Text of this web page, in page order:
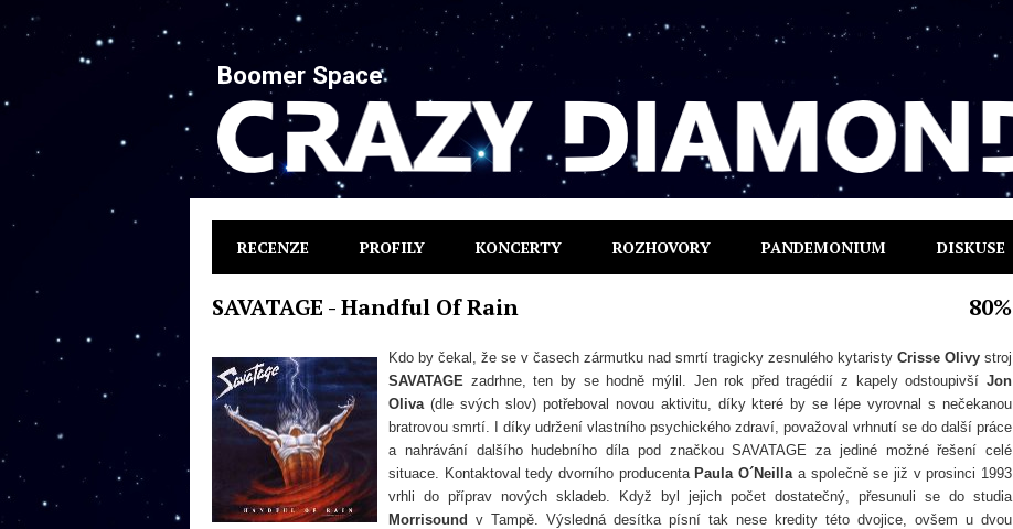
Boomer Space
RECENZE PROFILY KONCERTY ROZHOVORY PANDEMONIUM DISKUSE
SAVATAGE - Handful Of Rain 80%
Kdo by čekal, že se v časech zármutku nad smrtí tragicky zesnulého kytaristy Crisse Olivy stroj
SAVATAGE zadrhne, ten by se hodně mýlil. Jen rok před tragédií z kapely odstoupivší Jon
Oliva(dle svých slov) potřeboval novou aktivitu, díky které by se lépe vyrovnal s nečekanou
bratrovou smrtí. I díky udržení vlastního psychického zdraví, považoval vrhnutí se do další práce
a nahrávání dalšího hudebního díla pod značkou SAVATAGE za jediné možné řešení celé
situace. Kontaktoval tedy dvorního producenta Paula O´Neillaa společně se již v prosinci 1993
vrhli do příprav nových skladeb. Když byl jejich počet dostatečný, přesunuli se do studia
Morrisound v Tampě. Výsledná desítka písní tak nese kredity této dvojice, ovšem u dvou